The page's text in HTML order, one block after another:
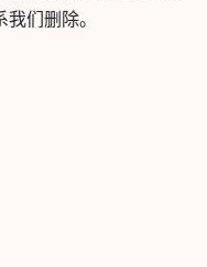
们删除。